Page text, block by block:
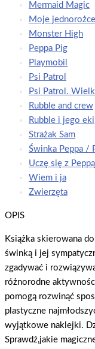
Mermaid Magic
Moje jednorożce
Monster High
Peppa Pig
Playmobil
Psi Patrol
Psi Patrol.
Rubble and crew
Rubble i jego
Strażak Sam
Świnka Peppa /
Uczę się z Peppą
Wiem i ja
Zwierzęta
OPIS
Książka skierowana
świnką i jej
zgadywać i
różnorodne
pomogą rozwinąć
plastyczne
wyjątkowe naklejki.
Sprawdź,jakie